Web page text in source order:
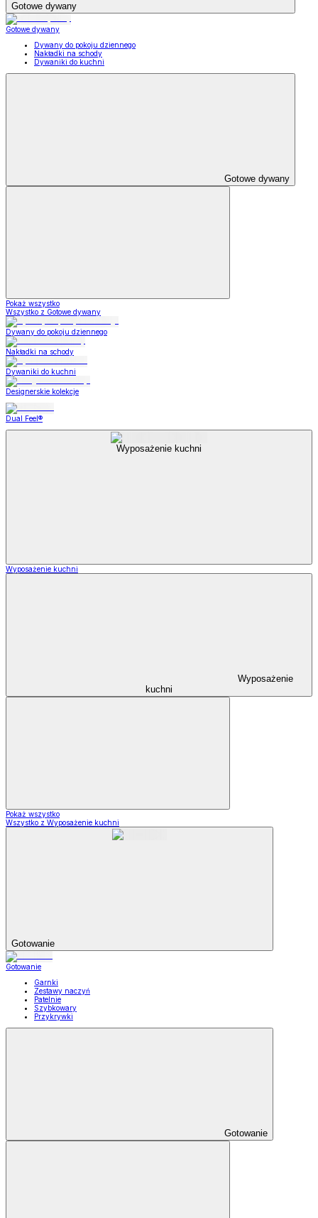
Gotowe dywany
Gotowe dywany
Dywany do pokoju dziennego
Nakładki na schody
Dywaniki do kuchni
Gotowe dywany
Pokaż wszystko
Wszystko z Gotowe dywany
Dywany do pokoju dziennego
Nakładki na schody
Dywaniki do kuchni
Designerskie kolekcje
Dual Feel®
Wyposażenie kuchni
Wyposażenie kuchni
Wyposażenie
kuchni
Pokaż wszystko
Wszystko z Wyposażenie kuchni
Gotowanie
Gotowanie
Garnki
Zestawy naczyń
Patelnie
Szybkowary
Przykrywki
Gotowanie